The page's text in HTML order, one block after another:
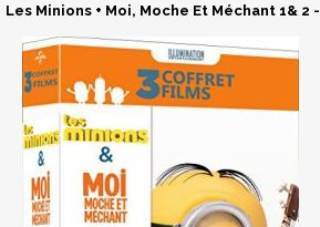
Les Minions + Moi, Moche Et Méchant 1& 2 -